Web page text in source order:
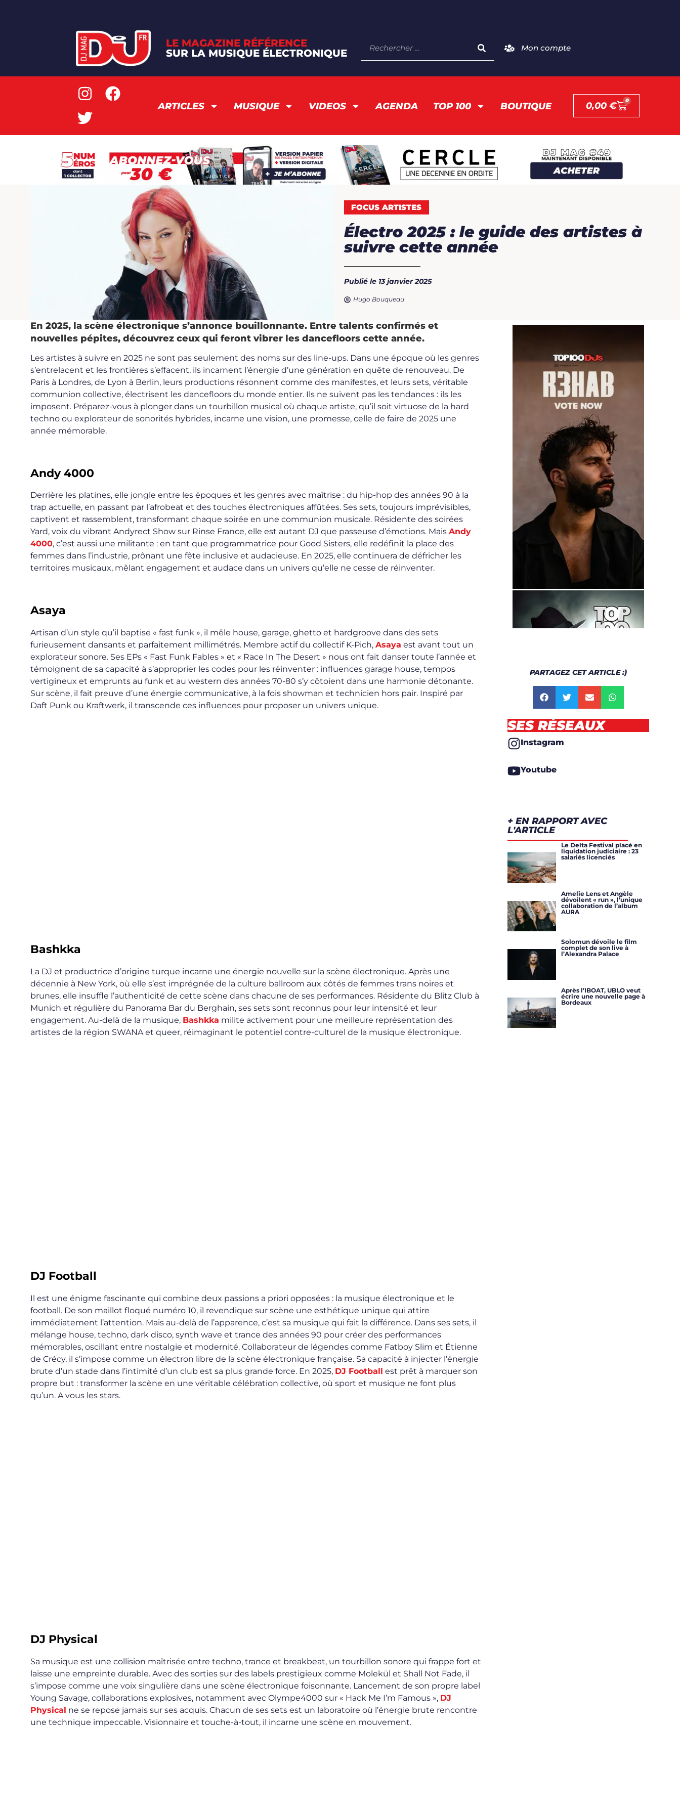
LE MAGAZINE RÉFÉRENCE
SUR LA MUSIQUE ÉLECTRONIQUE
Mon compte
ARTICLES MUSIQUE VIDEOS AGENDA TOP 100 BOUTIQUE 0,00€ 0
FOCUS ARTISTES
Électro 2025 : le guide des artistes à
suivre cette année
Publié le 13 janvier 2025
Hugo Bouqueau
En 2025, la scène électronique s’annonce bouillonnante. Entre talents confirmés et
nouvelles pépites, découvrez ceux qui feront vibrer les dancefloors cette année.
Les artistes à suivre en 2025 ne sont pas seulement des noms sur des line-ups. Dans une époque où les genres
s’entrelacent et les frontières s’effacent, ils incarnent l’énergie d’une génération en quête de renouveau. De
Paris à Londres, de Lyon à Berlin, leurs productions résonnent comme des manifestes, et leurs sets, véritable
communion collective, électrisent les dancefloors du monde entier. Ils ne suivent pas les tendances : ils les
imposent. Préparez-vous à plonger dans un tourbillon musical où chaque artiste, qu’il soit virtuose de la hard
techno ou explorateur de sonorités hybrides, incarne une vision, une promesse, celle de faire de 2025 une
année mémorable.
Andy 4000
Derrière les platines, elle jongle entre les époques et les genres avec maîtrise : du hip-hop des années 90 à la
trap actuelle, en passant par l’afrobeat et des touches électroniques affûtées. Ses sets, toujours imprévisibles,
captivent et rassemblent, transformant chaque soirée en une communion musicale. Résidente des soirées
Yard, voix du vibrant Andyrect Show sur Rinse France, elle est autant DJ que passeuse d’émotions. Mais Andy
4000, c’est aussi une militante : en tant que programmatrice pour Good Sisters, elle redéfinit la place des
femmes dans l’industrie, prônant une fête inclusive et audacieuse. En 2025, elle continuera de défricher les
territoires musicaux, mêlant engagement et audace dans un univers qu’elle ne cesse de réinventer.
Asaya
Artisan d’un style qu’il baptise « fast funk », il mêle house, garage, ghetto et hardgroove dans des sets
furieusement dansants et parfaitement millimétrés. Membre actif du collectif K-Pich, Asaya est avant tout un
explorateur sonore. Ses EPs « Fast Funk Fables » et « Race In The Desert » nous ont fait danser toute l’année et
témoignent de sa capacité à s’approprier les codes pour les réinventer : influences garage house, tempos
vertigineux et emprunts au funk et au western des années 70-80 s’y côtoient dans une harmonie détonante.
Sur scène, il fait preuve d’une énergie communicative, à la fois showman et technicien hors pair. Inspiré par
Daft Punk ou Kraftwerk, il transcende ces influences pour proposer un univers unique.
Bashkka
La DJ et productrice d’origine turque incarne une énergie nouvelle sur la scène électronique. Après une
décennie à New York, où elle s’est imprégnée de la culture ballroom aux côtés de femmes trans noires et
brunes, elle insuffle l’authenticité de cette scène dans chacune de ses performances. Résidente du Blitz Club à
Munich et régulière du Panorama Bar du Berghain, ses sets sont reconnus pour leur intensité et leur
engagement. Au-delà de la musique, Bashkka milite activement pour une meilleure représentation des
artistes de la région SWANA et queer, réimaginant le potentiel contre-culturel de la musique électronique.
DJ Football
Il est une énigme fascinante qui combine deux passions a priori opposées : la musique électronique et le
football. De son maillot floqué numéro 10, il revendique sur scène une esthétique unique qui attire
immédiatement l’attention. Mais au-delà de l’apparence, c’est sa musique qui fait la différence. Dans ses sets, il
mélange house, techno, dark disco, synth wave et trance des années 90 pour créer des performances
mémorables, oscillant entre nostalgie et modernité. Collaborateur de légendes comme Fatboy Slim et Étienne
de Crécy, il s’impose comme un électron libre de la scène électronique française. Sa capacité à injecter l’énergie
brute d’un stade dans l’intimité d’un club est sa plus grande force. En 2025, DJ Football est prêt à marquer son
propre but : transformer la scène en une véritable célébration collective, où sport et musique ne font plus
qu’un. A vous les stars.
DJ Physical
Sa musique est une collision maîtrisée entre techno, trance et breakbeat, un tourbillon sonore qui frappe fort et
laisse une empreinte durable. Avec des sorties sur des labels prestigieux comme Molekül et Shall Not Fade, il
s’impose comme une voix singulière dans une scène électronique foisonnante. Lancement de son propre label
Young Savage, collaborations explosives, notamment avec Olympe4000 sur « Hack Me I’m Famous », DJ
Physical ne se repose jamais sur ses acquis. Chacun de ses sets est un laboratoire où l’énergie brute rencontre
une technique impeccable. Visionnaire et touche-à-tout, il incarne une scène en mouvement.
PARTAGEZ CET ARTICLE :)
SES RÉSEAUX
Instagram
Youtube
+ EN RAPPORT AVEC
L'ARTICLE
Le Delta Festival placé en
liquidation judiciaire : 23
salariés licenciés
Amelie Lens et Angèle
dévoilent « run », l’unique
collaboration de l’album
AURA
Solomun dévoile le film
complet de son live à
l’Alexandra Palace
Après l’IBOAT, UBLO veut
écrire une nouvelle page à
Bordeaux